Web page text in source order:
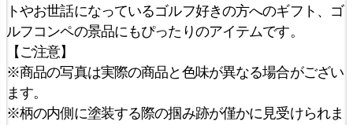
トやお世話になっているゴルフ好きの方へのギフト、ゴ
ルフコンペの景品にもぴったりのアイテムです。
【ご注意】
※商品の写真は実際の商品と色味が異なる場合がござい
ます。
※柄の内側に塗装する際の掴み跡が僅かに見受けられま